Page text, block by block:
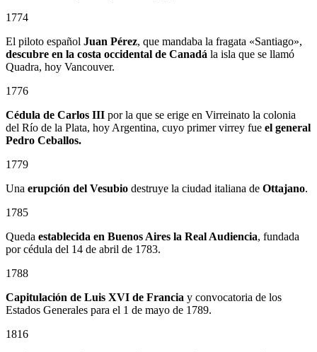
1774
El piloto español Juan Pérez, que mandaba la fragata «Santiago»,
descubre en la costa occidental de Canadá la isla que se llamó
Quadra, hoy Vancouver.
1776
Cédula de Carlos III por la que se erige en Virreinato la colonia
del Río de la Plata, hoy Argentina, cuyo primer virrey fue el general
Pedro Ceballos.
1779
Una erupción del Vesubio destruye la ciudad italiana de Ottajano.
1785
Queda establecida en Buenos Aires la Real Audiencia, fundada
por cédula del 14 de abril de 1783.
1788
Capitulación de Luis XVI de Francia y convocatoria de los
Estados Generales para el 1 de mayo de 1789.
1816